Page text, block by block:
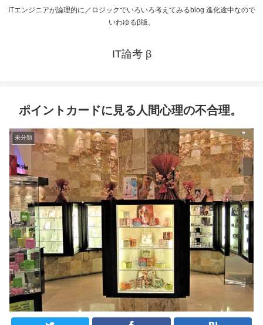
ITエンジニアが論理的に／ロジックでいろいろ考えてみるblog 進化途中なので
いわゆるβ版。
IT論考 β
ポイントカードに見る人間心理の不合理。
未分類